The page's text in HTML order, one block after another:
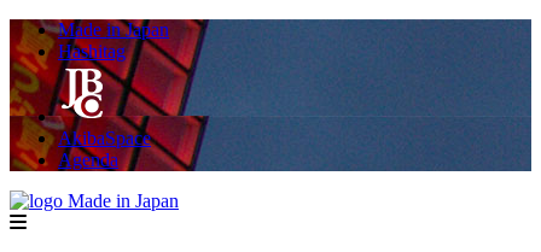
Made in Japan
Hashitag
AkibaSpace
Agenda
menu